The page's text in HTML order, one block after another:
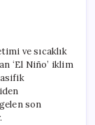
yüzeyinin
altında
‘Kelvin
Dalgaları’
ve sıcaklık
‘El Niño’ iklim
son